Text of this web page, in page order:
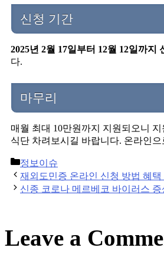
신청 기간
2025년 2월 17일부터 12월 12일까지
다.
마무리
매월 최대 10만원까지 지원되오니
식단 차려보시길 바랍니다. 온라인
Categories
정보이슈
Post
navigation
재외도민증 온라인 신청 방법 혜택
신종 코로나 메르베코 바이러스
Leave a